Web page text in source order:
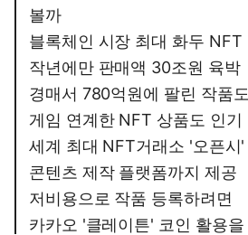
볼까
블록체인 시장 최대 화두 NFT
작년에만 판매액 30조원 육박
경매서 780억원에 팔린 작품도
게임 연계한 NFT 상품도 인기
세계 최대 NFT거래소 '오픈시'
콘텐츠 제작 플랫폼까지 제공
저비용으로 작품 등록하려면
카카오 '클레이튼' 코인 활용을